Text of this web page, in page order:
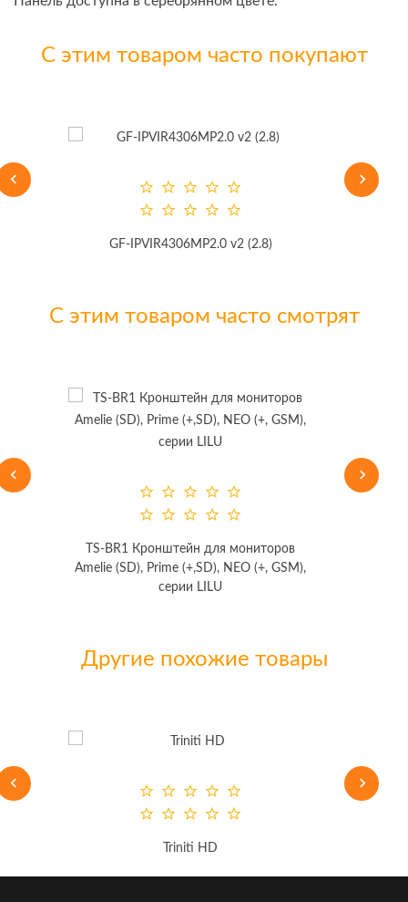
С этим товаром часто покупают
GF-IPVIR4306MP2.0 v2 (2.8)
С этим товаром часто смотрят
TS-BR1 Кронштейн для мониторов
Amelie (SD), Prime (+,SD), NEO (+, GSM),
серии LILU
Другие похожие товары
Triniti HD